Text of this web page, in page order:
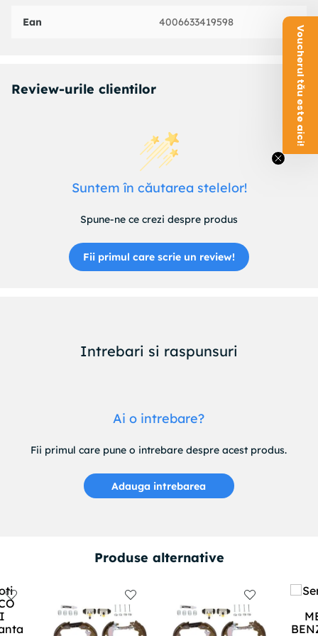
Ean 4006633419598
Review-urile clientilor
Suntem în căutarea stelelor!
Spune-ne ce crezi despre produs
Fii primul care scrie un review!
Intrebari si raspunsuri
Ai o intrebare?
Fii primul care pune o intrebare despre acest produs.
Adauga intrebarea
Produse alternative
Voucherul tău este aici!